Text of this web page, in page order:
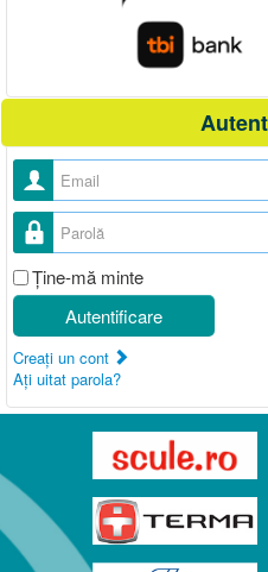
Nume utilizator
Parolă
Ţine-mă minte
Autentificare
Creaţi un cont
Aţi uitat parola?